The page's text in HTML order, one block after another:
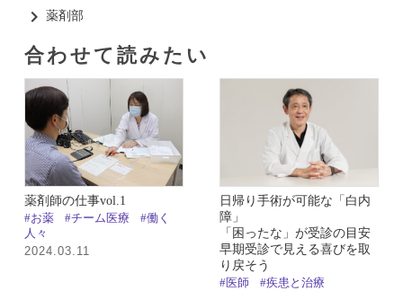
薬剤部​
合わせて読みたい​
薬剤師の仕事vol.1
#お薬 #チーム医療
#働く
人々
2024.03.11
日帰り手術が可能な「白内
障」
「困ったな」が受診の目安
早期受診で見える喜びを取
り戻そう
#医師 #疾患と治療